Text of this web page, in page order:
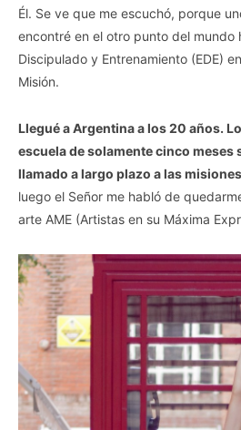
Él. Se ve que me escuchó, porque
encontré en el otro punto del mundo
Discipulado y Entrenamiento (EDE)
Misión.
Llegué a Argentina a los 20 años.
escuela de solamente cinco meses
llamado a largo plazo a las misiones
luego el Señor me habló de
arte AME (Artistas en su Máxima